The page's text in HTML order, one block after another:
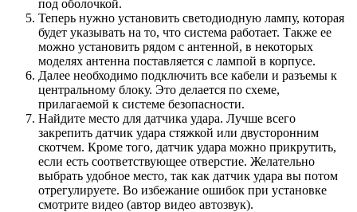
под оболочкой.
Теперь нужно установить светодиодную лампу, которая
будет указывать на то, что система работает. Также ее
можно установить рядом с антенной, в некоторых
моделях антенна поставляется с лампой в корпусе.
Далее необходимо подключить все кабели и разъемы к
центральному блоку. Это делается по схеме,
прилагаемой к системе безопасности.
Найдите место для датчика удара. Лучше всего
закрепить датчик удара стяжкой или двусторонним
скотчем. Кроме того, датчик удара можно прикрутить,
если есть соответствующее отверстие. Желательно
выбрать удобное место, так как датчик удара вы потом
отрегулируете. Во избежание ошибок при установке
смотрите видео (автор видео автозвук).